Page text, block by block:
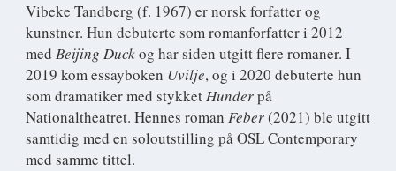
Vibeke Tandberg (f. 1967) er norsk forfatter og
kunstner. Hun debuterte som romanforfatter i 2012
med Beijing Duckog har siden utgitt flere romaner. I
2019 kom essayboken Uvilje, og i 2020 debuterte hun
som dramatiker med stykketHunderpå
Nationaltheatret. Hennes roman Feber(2021) ble utgitt
samtidig med en soloutstilling på OSL Contemporary
med samme tittel.